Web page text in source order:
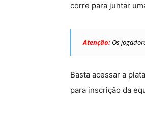
corre para juntar
Atenção: Os
Basta acessar a
para inscrição da